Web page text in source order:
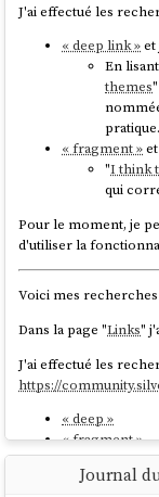
J'ai effectué les
« deep link »et
En
themes"
pratique.
« fragment »
"I think
qui
Pour le moment, je
d'utiliser la
Voici mes
Dans la page "Links"
J'ai effectué les
https://
« deep »
« fragment »
et je n'ai rien trouvé
Journal